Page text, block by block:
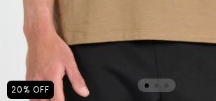
20% OFF